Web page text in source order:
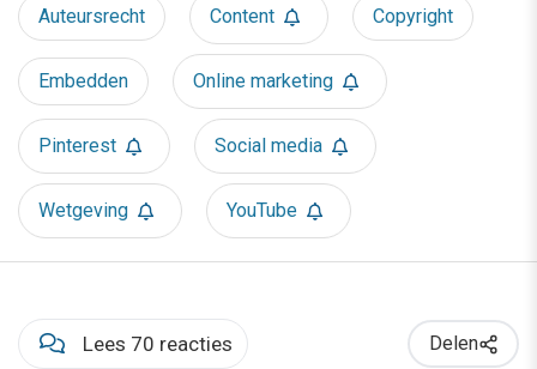
Auteursrecht Content Copyright
Embedden Online marketing
Pinterest Social media
Wetgeving YouTube
Lees 70 reacties Delen